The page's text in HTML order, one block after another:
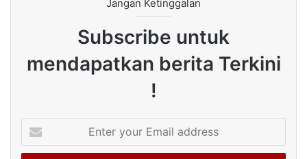
Jangan Ketinggalan
Subscribe untuk
mendapatkan berita Terkini
!
your
Email